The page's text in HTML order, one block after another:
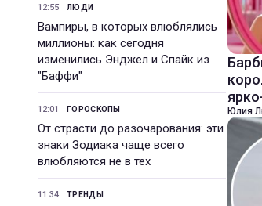
12:55 ЛЮДИ
Вампиры, в которых влюблялись
миллионы: как сегодня
изменились Энджел и Спайк из
"Баффи"
12:01 ГОРОСКОПЫ
От страсти до разочарования: эти
знаки Зодиака чаще всего
влюбляются не в тех
11:34 ТРЕНДЫ
Юлия